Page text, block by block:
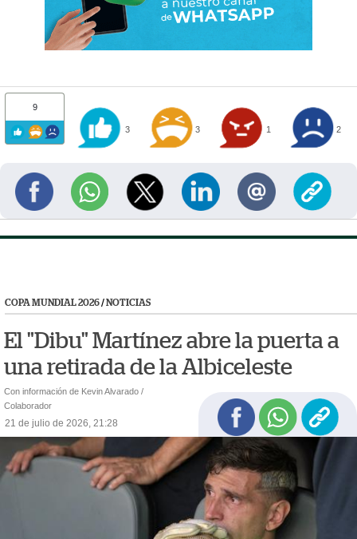
9
3 3 1 2
COPA MUNDIAL 2026/NOTICIAS
El "Dibu" Martínez abre la puerta a
una retirada de la Albiceleste
Con información de Kevin Alvarado /
Colaborador
21 de julio de 2026, 21:28